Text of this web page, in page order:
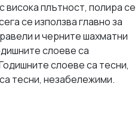
висока плътност, полира се
се използва главно за
и черните шахматни
слоеве са
слоеве са тесни,
тесни, незабележими.